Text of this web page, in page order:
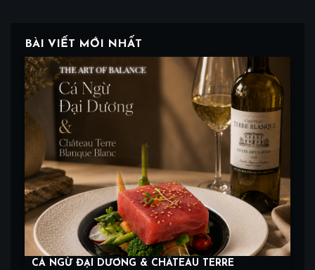
BÀI VIẾT MỚI NHẤT
CÁ NGỪ ĐẠI DƯƠNG & CHÂTEAU TERRE